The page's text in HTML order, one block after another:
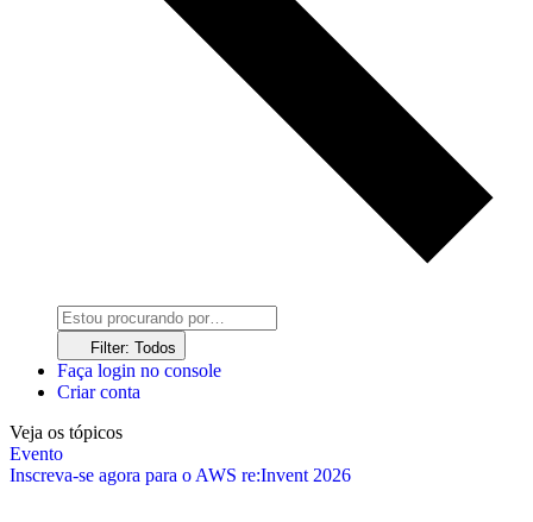
Filter: Todos
Faça login no console
Criar conta
Veja os tópicos
Evento
Inscreva-se agora para o AWS re:Invent 2026